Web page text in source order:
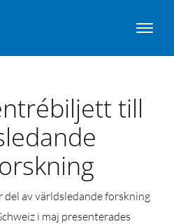
till
del av världsledande forskning
i maj presenterades